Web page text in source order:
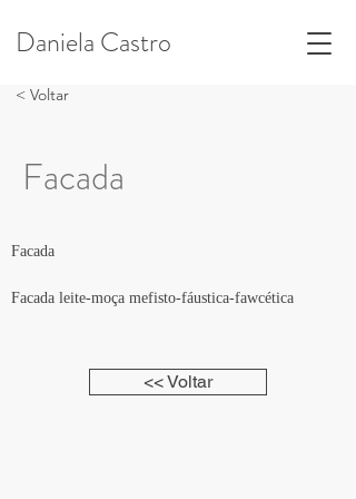
Daniela Castro
< Voltar
Facada
Facada
Facada leite-moça mefisto-fáustica-fawcética
<< Voltar